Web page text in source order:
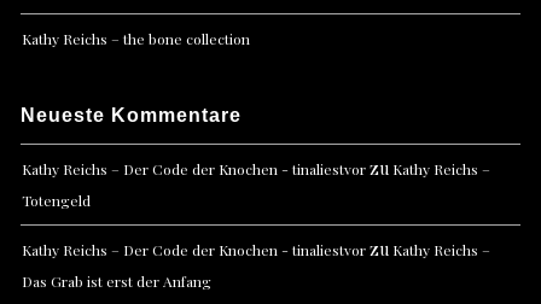
Kathy Reichs – the bone collection
Neueste Kommentare
Kathy Reichs – Der Code der Knochen - tinaliestvorzu Kathy Reichs –
Totengeld
Kathy Reichs – Der Code der Knochen - tinaliestvorzu Kathy Reichs –
Das Grab ist erst der Anfang